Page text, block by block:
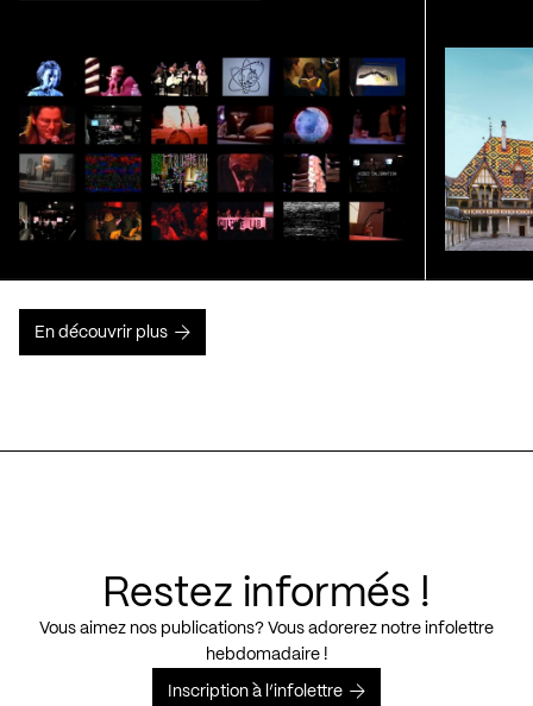
En découvrir plus
Restez informés !
Vous aimez nos publications? Vous adorerez notre infolettre
hebdomadaire !
Inscription à l’infolettre